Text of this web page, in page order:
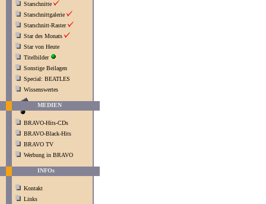
Starschnitte
Starschnittgalerie
Starschnitt-Raster
Star des Monats
Star von Heute
Titelbilder
Sonstige Beilagen
Special: BEATLES
Wissenswertes
MEDIEN
BRAVO-Hits-CDs
BRAVO-Black-Hits
BRAVO TV
Werbung in BRAVO
INFOs
Kontakt
Links